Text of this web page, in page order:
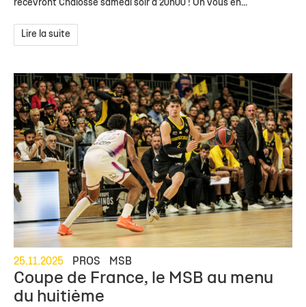
recevront Chalosse samedi soir à 20h00 ! On vous en...
Lire la suite
25.11.2025 PROS MSB
Coupe de France, le MSB au menu
du huitième